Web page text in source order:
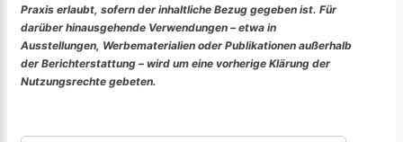
Praxis erlaubt, sofern der inhaltliche Bezug gegeben ist. Für
darüber hinausgehende Verwendungen – etwa in
Ausstellungen, Werbematerialien oder Publikationen außerhalb
der Berichterstattung – wird um eine vorherige Klärung der
Nutzungsrechte gebeten.